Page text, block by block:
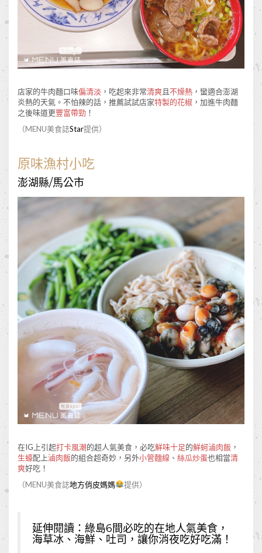
店家的牛肉麵口味偏清淡 ，吃起來非常清爽且不燥熱 ，蠻適合澎湖
炎熱的天氣。不怕辣的話，推薦試試店家特製的花椒 ，加進牛肉麵
之後味道更豐富帶勁 ！
（MENU美食誌Star提供）
原味漁村小吃
澎湖縣/馬公市
在IG上引起打卡風潮的超人氣美食，必吃鮮味十足的鮮蚵滷肉飯 ，
生蠔配上滷肉飯的組合超奇妙，另外小管麵線 、 絲瓜炒蛋也相當清
爽好吃！
（MENU美食誌地方俏皮媽媽 提供）
延伸閱讀： 綠島6間必吃的在地人氣美食，
海草冰、海鮮、吐司，讓你消夜吃好吃滿！